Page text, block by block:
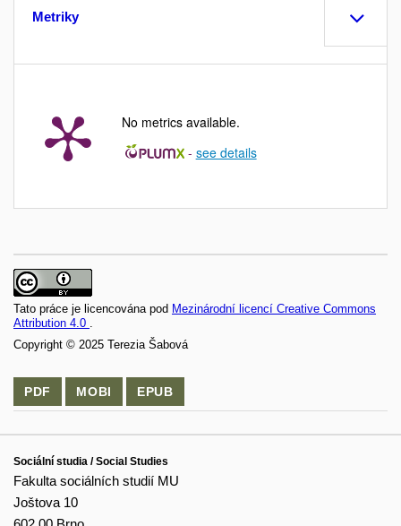
Metriky
No metrics available.
- see details
Tato práce je licencována pod Mezinárodní licencí Creative Commons
Attribution 4.0 .
Copyright © 2025 Terezia Šabová
PDF MOBI EPUB
Sociální studia / Social Studies
Fakulta sociálních studií MU
Joštova 10